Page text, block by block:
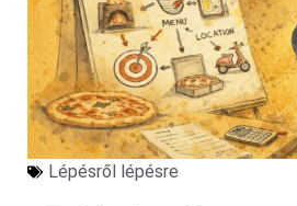
Lépésről lépésre